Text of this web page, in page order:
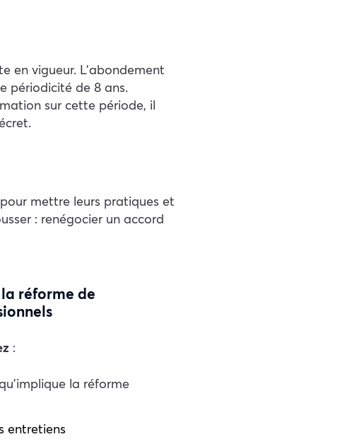
en vigueur. L’abondement
périodicité de 8 ans.
sur cette période, il
pour mettre leurs pratiques et
: renégocier un accord
réforme de
:
la réforme
entretiens